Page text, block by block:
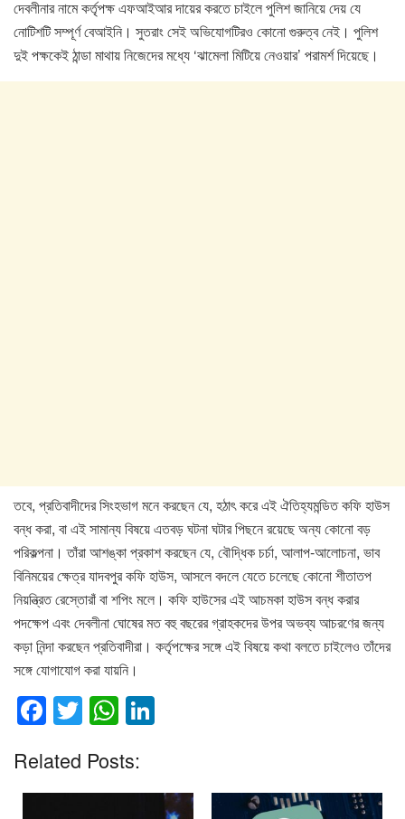
দেবলীনার নামে কর্তৃপক্ষ এফআইআর দায়ের করতে চাইলে পুলিশ জানিয়ে দেয় যে
নোটিশটি সম্পূর্ণ বেআইনি। সুতরাং সেই অভিযোগটিরও কোনো গুরুত্ব নেই। পুলিশ
দুই পক্ষকেই ঠান্ডা মাথায় নিজেদের মধ্যে ‘ঝামেলা মিটিয়ে নেওয়ার’ পরামর্শ দিয়েছে।
তবে, প্রতিবাদীদের সিংহভাগ মনে করছেন যে, হঠাৎ করে এই ঐতিহ্যমন্ডিত কফি হাউস
বন্ধ করা, বা এই সামান্য বিষয়ে এতবড় ঘটনা ঘটার পিছনে রয়েছে অন্য কোনো বড়
পরিকল্পনা। তাঁরা আশঙ্কা প্রকাশ করছেন যে, বৌদ্ধিক চর্চা, আলাপ-আলোচনা, ভাব
বিনিময়ের ক্ষেত্র যাদবপুর কফি হাউস, আসলে বদলে যেতে চলেছে কোনো শীতাতপ
নিয়ন্ত্রিত রেস্তোরাঁ বা শপিং মলে। কফি হাউসের এই আচমকা হাউস বন্ধ করার
পদক্ষেপ এবং দেবলীনা ঘোষের মত বহু বছরের গ্রাহকদের উপর অভব্য আচরণের জন্য
কড়া নিন্দা করছেন প্রতিবাদীরা। কর্তৃপক্ষের সঙ্গে এই বিষয়ে কথা বলতে চাইলেও তাঁদের
সঙ্গে যোগাযোগ করা যায়নি।
F
c
e
T
tt
er
W
at
s e
Related Posts: